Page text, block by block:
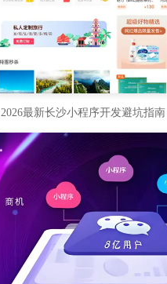
2026最新长沙小程序开发避坑指